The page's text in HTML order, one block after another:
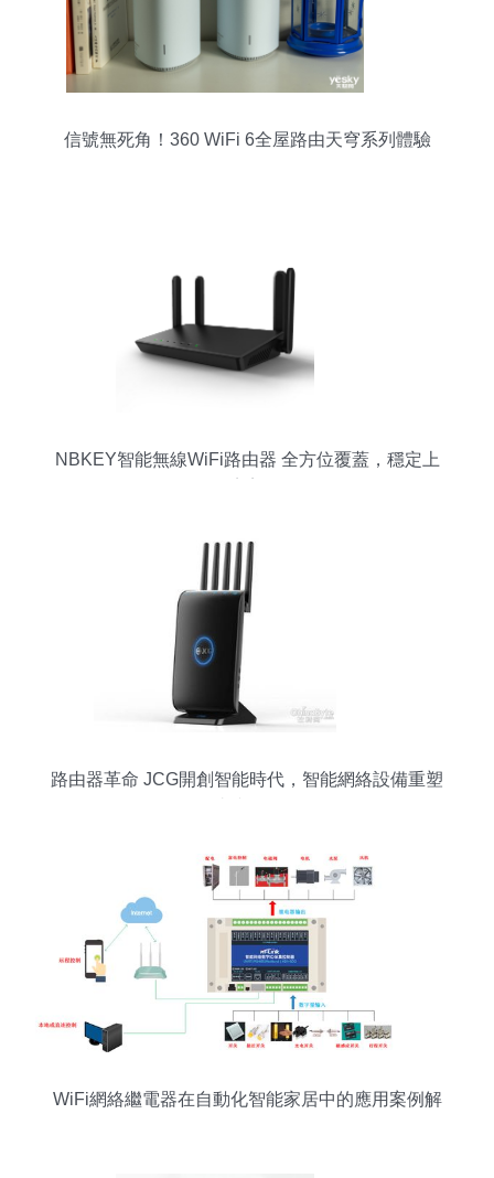
信號無死角！360 WiFi 6全屋路由天穹系列體驗
NBKEY智能無線WiFi路由器 全方位覆蓋，穩定上
路由器革命 JCG開創智能時代，智能網絡設備重塑
WiFi網絡繼電器在自動化智能家居中的應用案例解